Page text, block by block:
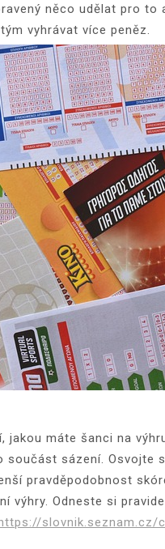
něco udělat pro
vyhrávat více peněz.
jakou máte šanci na
sázení. Osvojte
pravděpodobnost
výhry. Odneste si
slovnik.seznam.cz/